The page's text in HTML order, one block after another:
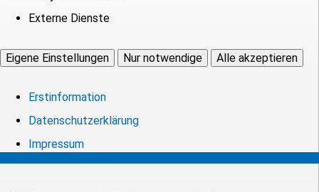
Externe Dienste
Eigene Einstellungen Nur notwendige Alle akzeptieren
Erstinformation
Datenschutzerklärung
Impressum